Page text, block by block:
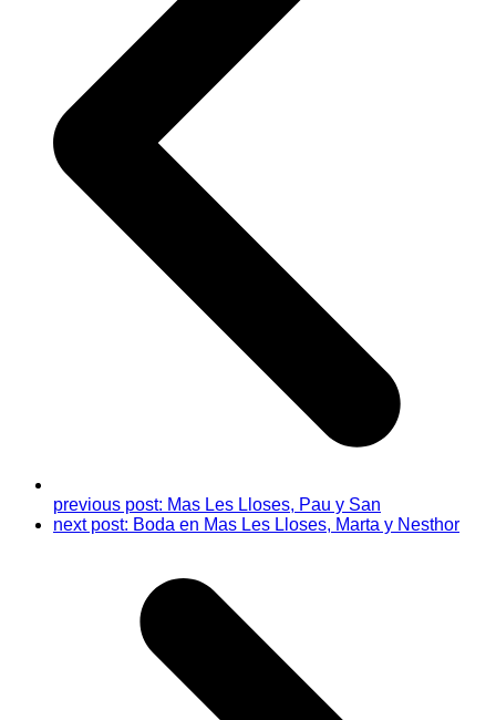
previous post: Mas Les Lloses, Pau y San
next post: Boda en Mas Les Lloses, Marta y Nesthor